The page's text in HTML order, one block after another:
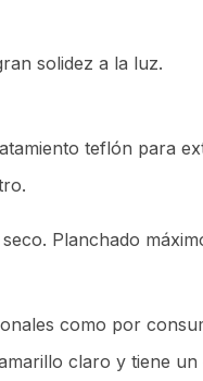
solidez a la luz.
teflón para
Planchado
como por
claro y tiene